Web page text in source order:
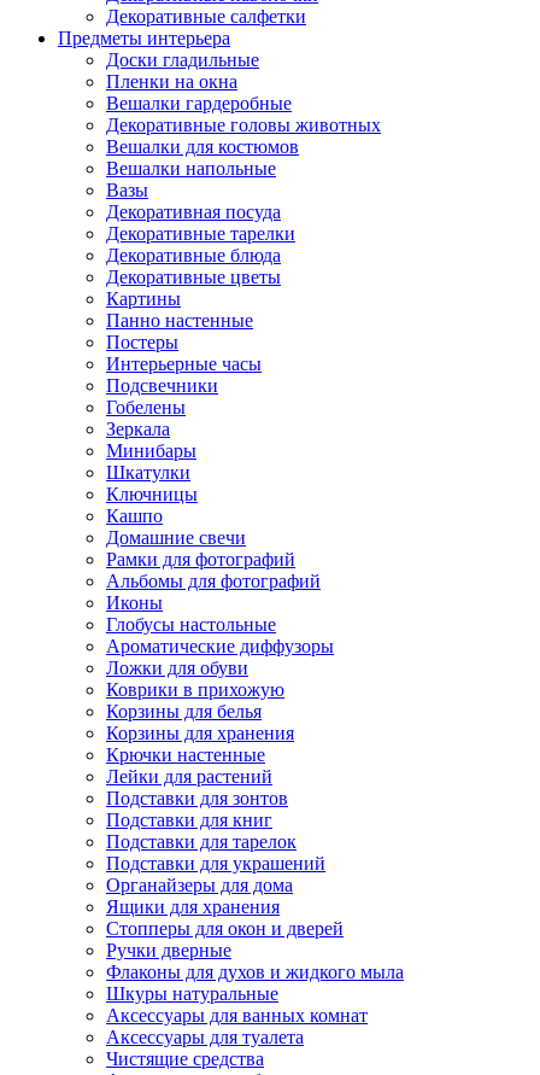
Декоративные салфетки
Предметы интерьера
Доски гладильные
Пленки на окна
Вешалки гардеробные
Декоративные головы животных
Вешалки для костюмов
Вешалки напольные
Вазы
Декоративная посуда
Декоративные тарелки
Декоративные блюда
Декоративные цветы
Картины
Панно настенные
Постеры
Интерьерные часы
Подсвечники
Гобелены
Зеркала
Минибары
Шкатулки
Ключницы
Кашпо
Домашние свечи
Рамки для фотографий
Альбомы для фотографий
Иконы
Глобусы настольные
Ароматические диффузоры
Ложки для обуви
Коврики в прихожую
Корзины для белья
Корзины для хранения
Крючки настенные
Лейки для растений
Подставки для зонтов
Подставки для книг
Подставки для тарелок
Подставки для украшений
Органайзеры для дома
Ящики для хранения
Стопперы для окон и дверей
Ручки дверные
Флаконы для духов и жидкого мыла
Шкуры натуральные
Аксессуары для ванных комнат
Аксессуары для туалета
Чистящие средства